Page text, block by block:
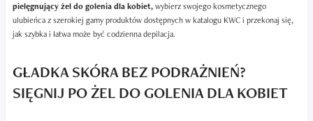
pielęgnujący żel do golenia dla kobiet,wybierz swojego kosmetycznego
ulubieńca z szerokiej gamy produktów dostępnych w katalogu KWC i przekonaj się,
jak szybka i łatwa może być codzienna depilacja.
GŁADKA SKÓRA BEZ PODRAŻNIEŃ?
SIĘGNIJ PO ŻEL DO GOLENIA DLA KOBIET